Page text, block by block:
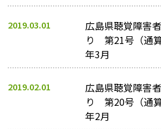
2019.03.01
広島県聴覚障害
り 第21号（通
年3月
2019.02.01
広島県聴覚障害
り 第20号（通
年2月